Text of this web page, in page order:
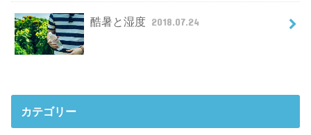
酷暑と湿度 2018.07.24
カテゴリー